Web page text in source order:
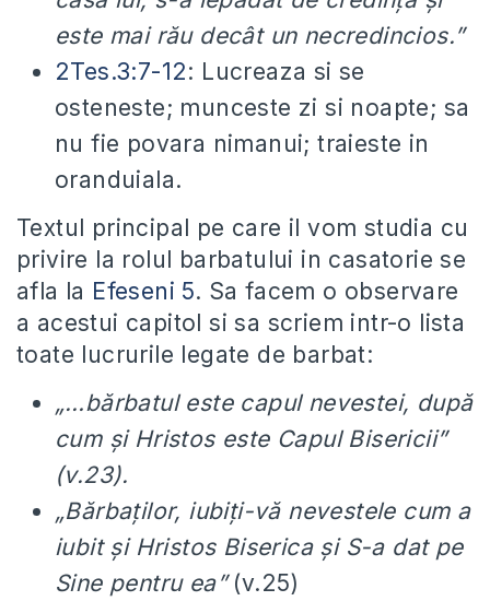
este mai rău decât un necredincios.”
2Tes.3:7-12: Lucreaza si se
osteneste; munceste zi si noapte; sa
nu fie povara nimanui; traieste in
oranduiala.
Textul principal pe care il vom studia cu
privire la rolul barbatului in casatorie se
afla la Efeseni 5. Sa facem o observare
a acestui capitol si sa scriem intr-o lista
toate lucrurile legate de barbat:
„…bărbatul este capul nevestei, după
cum şi Hristos este Capul Bisericii”
(v.23).
„Bărbaţilor, iubiţi-vă nevestele cum a
iubit şi Hristos Biserica şi S-a dat pe
Sine pentru ea” (v.25)